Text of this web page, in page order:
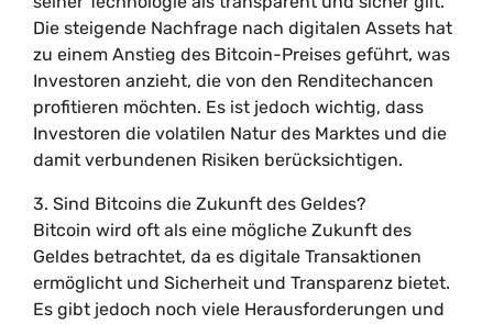
Die steigende Nachfrage nach digitalen Assets hat
zu einem Anstieg des Bitcoin-Preises geführt, was
Investoren anzieht, die von den Renditechancen
profitieren möchten. Es ist jedoch wichtig, dass
Investoren die volatilen Natur des Marktes und die
damit verbundenen Risiken berücksichtigen.
3. Sind Bitcoins die Zukunft des Geldes?
Bitcoin wird oft als eine mögliche Zukunft des
Geldes betrachtet, da es digitale Transaktionen
ermöglicht und Sicherheit und Transparenz bietet.
Es gibt jedoch noch viele Herausforderungen und